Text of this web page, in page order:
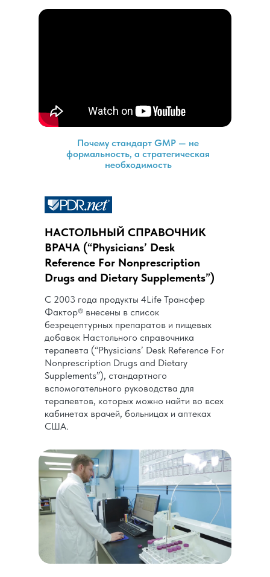
Почему стандарт GMP — не
формальность, а стратегическая
необходимость
НАСТОЛЬНЫЙ СПРАВОЧНИК
ВРАЧА (“Physicians’ Desk
Reference For Nonprescription
Drugs and Dietary Supplements”)
С 2003 года продукты 4Life Трансфер
Фактор® внесены в список
безрецептурных препаратов и пищевых
добавок Настольного справочника
терапевта (“Physicians’ Desk Reference For
Nonprescription Drugs and Dietary
Supplements”), стандартного
вспомогательного руководства для
терапевтов, которых можно найти во всех
кабинетах врачей, больницах и аптеках
США.